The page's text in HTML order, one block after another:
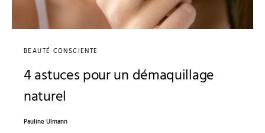
BEAUTÉ CONSCIENTE
4 astuces pour un démaquillage
naturel
Pauline Ulmann